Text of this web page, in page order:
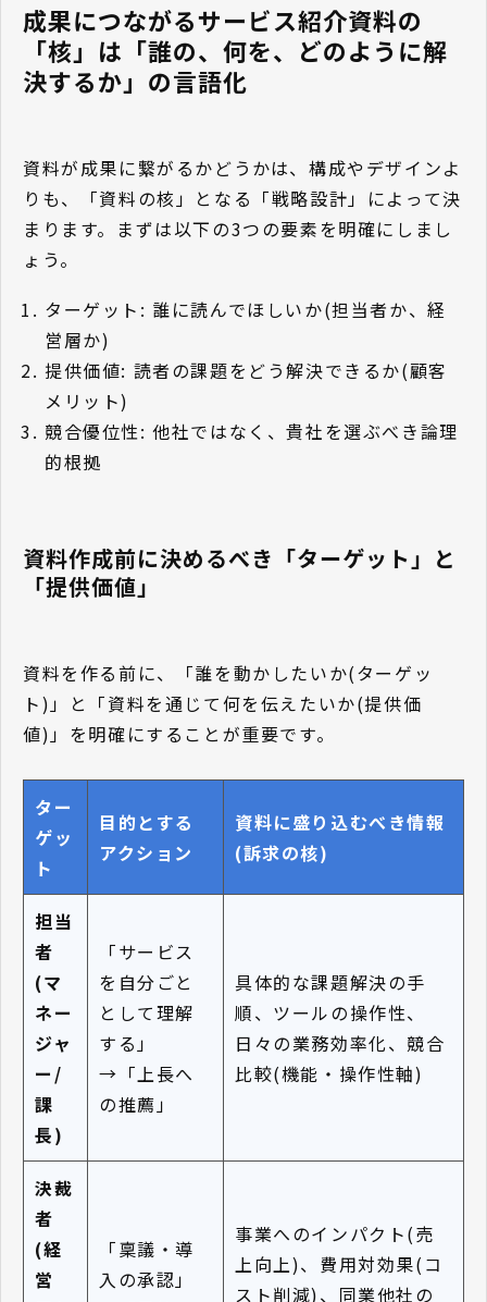
成果につながるサービス紹介資料の
「核」は「誰の、何を、どのように解
決するか」の言語化
資料が成果に繋がるかどうかは、構成やデザインよ
りも、「資料の核」となる「戦略設計」によって決
まります。まずは以下の3つの要素を明確にしまし
ょう。
ターゲット: 誰に読んでほしいか(担当者か、経
営層か)
提供価値: 読者の課題をどう解決できるか(顧客
メリット)
競合優位性: 他社ではなく、貴社を選ぶべき論理
的根拠
資料作成前に決めるべき「ターゲット」と
「提供価値」
資料を作る前に、「誰を動かしたいか(ターゲッ
ト)」と「資料を通じて何を伝えたいか(提供価
値)」を明確にすることが重要です。
ター
ゲッ
ト
目的とする
アクション
資料に盛り込むべき情報
(訴求の核)
担当
者
(マ
ネー
ジャ
ー/
課
長)
「サービス
を自分ごと
として理解
する」
→「上長へ
の推薦」
具体的な課題解決の手
順、ツールの操作性、
日々の業務効率化、競合
比較(機能・操作性軸)
決裁
者
(経
営
「稟議・導
入の承認」
事業へのインパクト(売
上向上)、費用対効果(コ
スト削減)、同業他社の